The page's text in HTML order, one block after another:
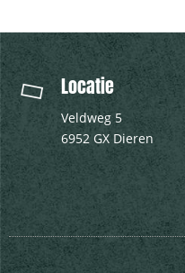
Locatie
Veldweg 5
6952 GX Dieren